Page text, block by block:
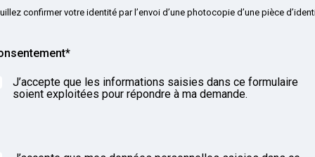
confirmer votre identité par l’envoi d’une photocopie d’une pièce
*
J’accepte que les informations saisies dans ce formulaire
soient exploitées pour répondre à ma demande.